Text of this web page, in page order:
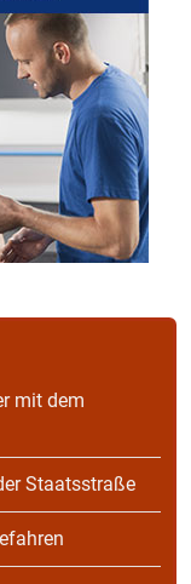
mit dem
Staatsstraße